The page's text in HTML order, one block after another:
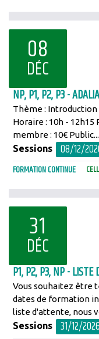
08
DÉC
NP, P1, P2, P3 -
Thème :
Horaire : 10h -
membre : 10€ Public...
Sessions 08/12/
FORMATION CONTINUE
31
DÉC
P1, P2, P3, NP -
Vous souhaitez être
dates de formation
liste d'attente, nous
Sessions 31/12/2026